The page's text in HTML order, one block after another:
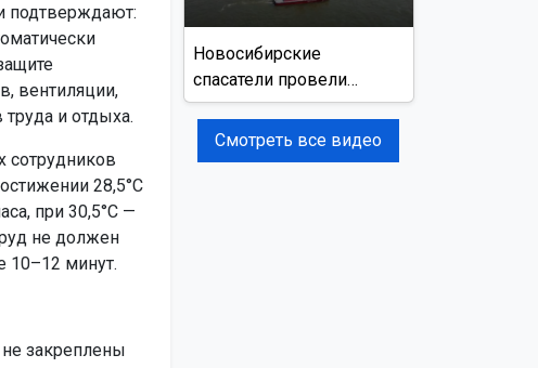
подтверждают:
вентиляции,
и отдыха.
28,5°C
при 30,5°C —
не должен
10–12 минут.
закреплены
Новосибирские
спасатели провели
учения на реке Обь
Смотреть все видео